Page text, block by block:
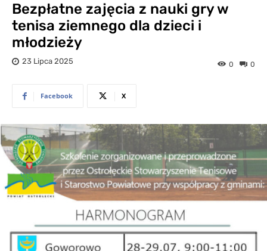
Bezpłatne zajęcia z nauki gry w
tenisa ziemnego dla dzieci i
młodzieży
23 Lipca 2025 0
0
Facebook X